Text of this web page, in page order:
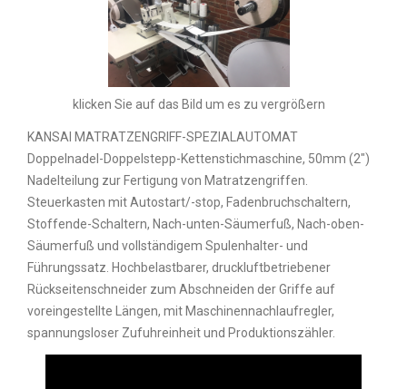
klicken Sie auf das Bild um es zu vergrößern
KANSAI MATRATZENGRIFF-SPEZIALAUTOMAT
Doppelnadel-Doppelstepp-Kettenstichmaschine, 50mm (2")
Nadelteilung zur Fertigung von Matratzengriffen.
Steuerkasten mit Autostart/-stop, Fadenbruchschaltern,
Stoffende-Schaltern, Nach-unten-Säumerfuß, Nach-oben-
Säumerfuß und vollständigem Spulenhalter- und
Führungssatz. Hochbelastbarer, druckluftbetriebener
Rückseitenschneider zum Abschneiden der Griffe auf
voreingestellte Längen, mit Maschinennachlaufregler,
spannungsloser Zufuhreinheit und Produktionszähler.